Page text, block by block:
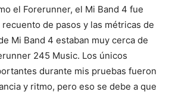
el Forerunner, el Mi Band 4 fue
de pasos y las métricas de
Mi Band 4 estaban muy cerca de
245 Music. Los únicos
durante mis pruebas fueron
y ritmo, pero eso se debe a que